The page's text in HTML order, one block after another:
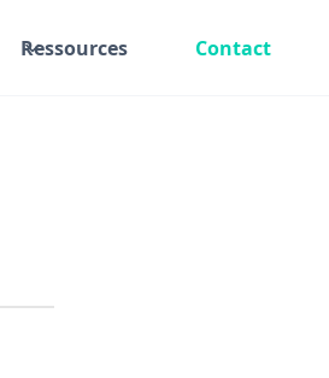
Ressources Contact